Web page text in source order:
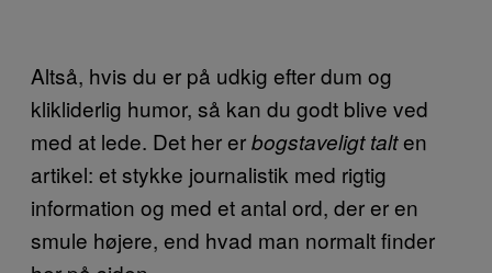
Altså, hvis du er på udkig efter dum og
klikliderlig humor, så kan du godt blive ved
med at lede. Det her erbogstaveligt talten
artikel: et stykke journalistik med rigtig
information og med et antal ord, der er en
smule højere, end hvad man normalt finder